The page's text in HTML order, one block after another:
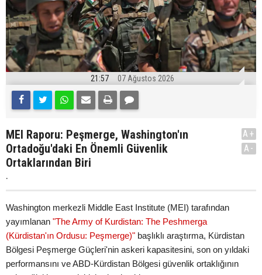
21:57 07 Ağustos 2026
MEI Raporu: Peşmerge, Washington'ın
Ortadoğu'daki En Önemli Güvenlik
Ortaklarından Biri
.
A+
A-
Washington merkezli Middle East Institute (MEI) tarafından
yayımlanan "The Army of Kurdistan: The Peshmerga
(Kürdistan'ın Ordusu: Peşmerge)" başlıklı araştırma, Kürdistan
Bölgesi Peşmerge Güçleri'nin askeri kapasitesini, son on yıldaki
performansını ve ABD-Kürdistan Bölgesi güvenlik ortaklığının